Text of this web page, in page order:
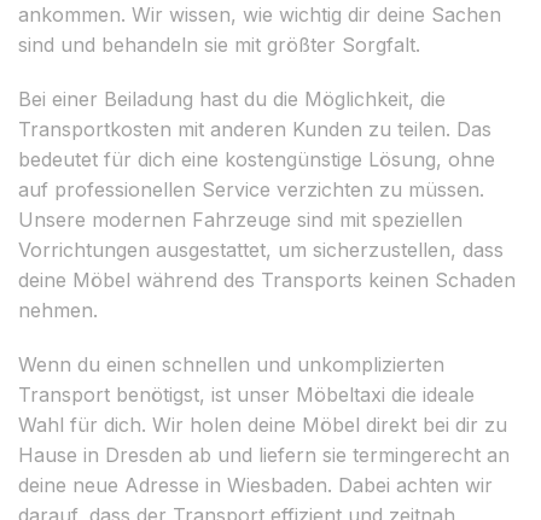
ankommen. Wir wissen, wie wichtig dir deine Sachen
sind und behandeln sie mit größter Sorgfalt.
Bei einer Beiladung hast du die Möglichkeit, die
Transportkosten mit anderen Kunden zu teilen. Das
bedeutet für dich eine kostengünstige Lösung, ohne
auf professionellen Service verzichten zu müssen.
Unsere modernen Fahrzeuge sind mit speziellen
Vorrichtungen ausgestattet, um sicherzustellen, dass
deine Möbel während des Transports keinen Schaden
nehmen.
Wenn du einen schnellen und unkomplizierten
Transport benötigst, ist unser Möbeltaxi die ideale
Wahl für dich. Wir holen deine Möbel direkt bei dir zu
Hause in Dresden ab und liefern sie termingerecht an
deine neue Adresse in Wiesbaden. Dabei achten wir
darauf, dass der Transport effizient und zeitnah